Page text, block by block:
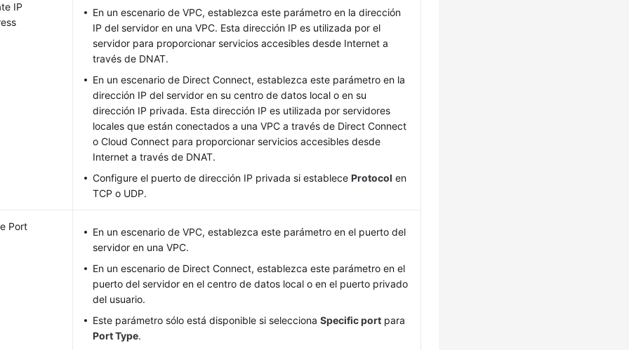
IP
En un escenario de VPC, establezca este parámetro en la dirección
IP del servidor en una VPC. Esta dirección IP es utilizada por el
servidor para proporcionar servicios accesibles desde Internet a
través de DNAT.
En un escenario de Direct Connect, establezca este parámetro en la
dirección IP del servidor en su centro de datos local o en su
dirección IP privada. Esta dirección IP es utilizada por servidores
locales que están conectados a una VPC a través de Direct Connect
o Cloud Connect para proporcionar servicios accesibles desde
Internet a través de DNAT.
Configure el puerto de dirección IP privada si estableceProtocol en
TCP o UDP.
Port
En un escenario de VPC, establezca este parámetro en el puerto del
servidor en una VPC.
En un escenario de Direct Connect, establezca este parámetro en el
puerto del servidor en el centro de datos local o en el puerto privado
del usuario.
Este parámetro sólo está disponible si seleccionaSpecific port para
Port Type.